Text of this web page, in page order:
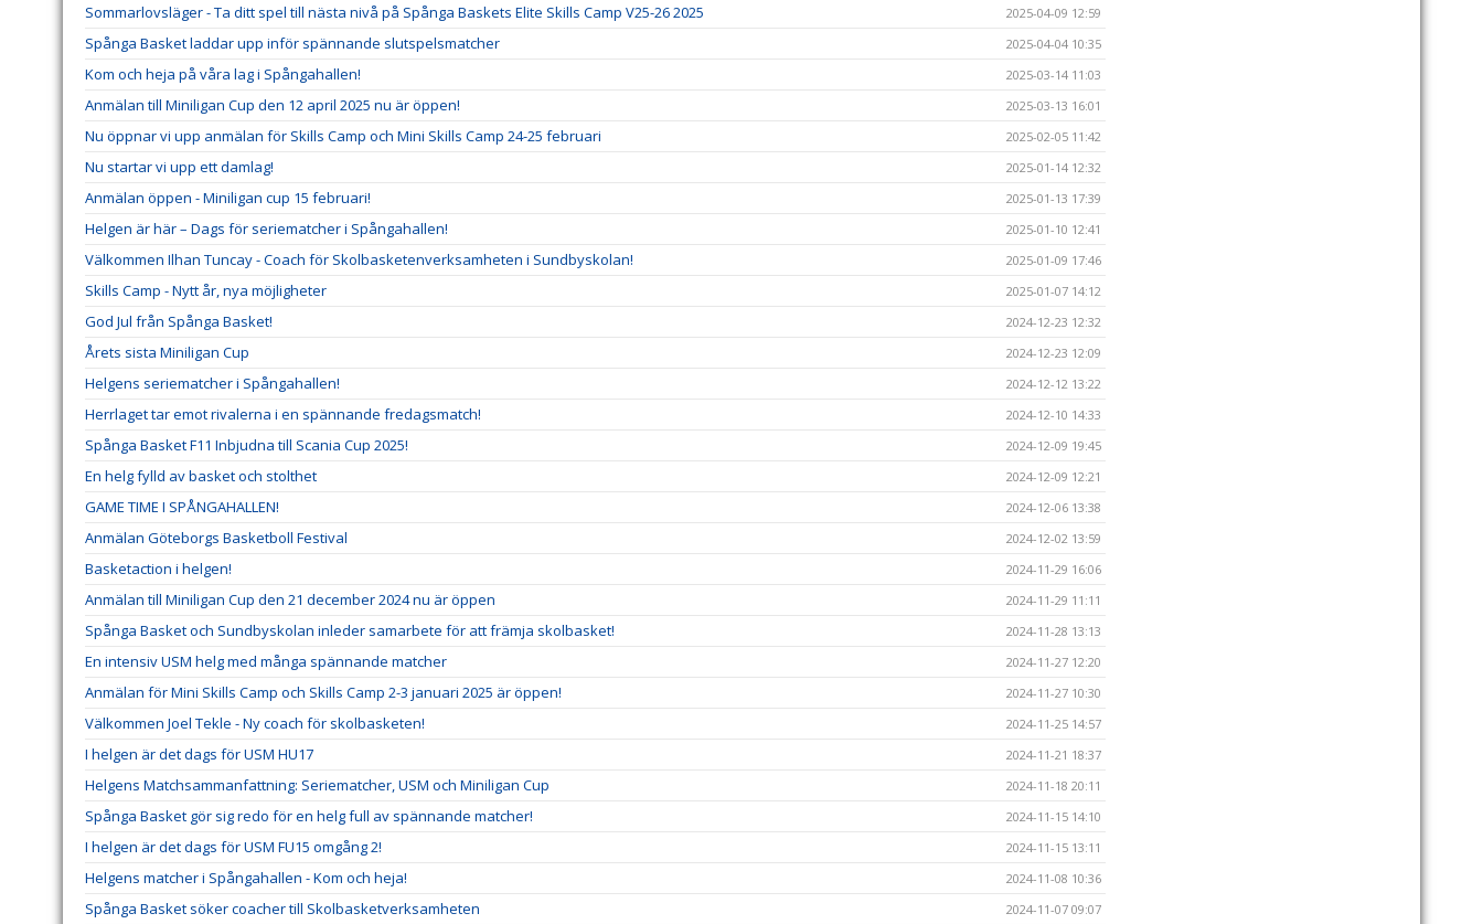
Sommarlovsläger - Ta ditt spel till nästa nivå på Spånga Baskets Elite Skills Camp V25-26 2025 2025-04-09 12:59
Spånga Basket laddar upp inför spännande slutspelsmatcher 2025-04-04 10:35
Kom och heja på våra lag i Spångahallen! 2025-03-14 11:03
Anmälan till Miniligan Cup den 12 april 2025 nu är öppen! 2025-03-13 16:01
Nu öppnar vi upp anmälan för Skills Camp och Mini Skills Camp 24-25 februari 2025-02-05 11:42
Nu startar vi upp ett damlag! 2025-01-14 12:32
Anmälan öppen - Miniligan cup 15 februari! 2025-01-13 17:39
Helgen är här – Dags för seriematcher i Spångahallen! 2025-01-10 12:41
Välkommen Ilhan Tuncay - Coach för Skolbasketenverksamheten i Sundbyskolan! 2025-01-09 17:46
Skills Camp - Nytt år, nya möjligheter 2025-01-07 14:12
God Jul från Spånga Basket! 2024-12-23 12:32
Årets sista Miniligan Cup 2024-12-23 12:09
Helgens seriematcher i Spångahallen! 2024-12-12 13:22
Herrlaget tar emot rivalerna i en spännande fredagsmatch! 2024-12-10 14:33
Spånga Basket F11 Inbjudna till Scania Cup 2025! 2024-12-09 19:45
En helg fylld av basket och stolthet 2024-12-09 12:21
GAME TIME I SPÅNGAHALLEN! 2024-12-06 13:38
Anmälan Göteborgs Basketboll Festival 2024-12-02 13:59
Basketaction i helgen! 2024-11-29 16:06
Anmälan till Miniligan Cup den 21 december 2024 nu är öppen 2024-11-29 11:11
Spånga Basket och Sundbyskolan inleder samarbete för att främja skolbasket! 2024-11-28 13:13
En intensiv USM helg med många spännande matcher 2024-11-27 12:20
Anmälan för Mini Skills Camp och Skills Camp 2-3 januari 2025 är öppen! 2024-11-27 10:30
Välkommen Joel Tekle - Ny coach för skolbasketen! 2024-11-25 14:57
I helgen är det dags för USM HU17 2024-11-21 18:37
Helgens Matchsammanfattning: Seriematcher, USM och Miniligan Cup 2024-11-18 20:11
Spånga Basket gör sig redo för en helg full av spännande matcher! 2024-11-15 14:10
I helgen är det dags för USM FU15 omgång 2! 2024-11-15 13:11
Helgens matcher i Spångahallen - Kom och heja! 2024-11-08 10:36
Spånga Basket söker coacher till Skolbasketverksamheten 2024-11-07 09:07